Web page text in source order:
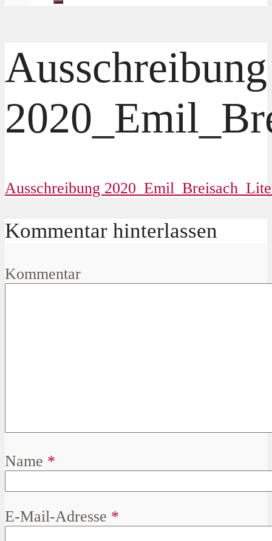
Ausschreibung
Ausschreibung
Kommentar hinterlassen
Kommentar
Name *
E-Mail-Adresse *